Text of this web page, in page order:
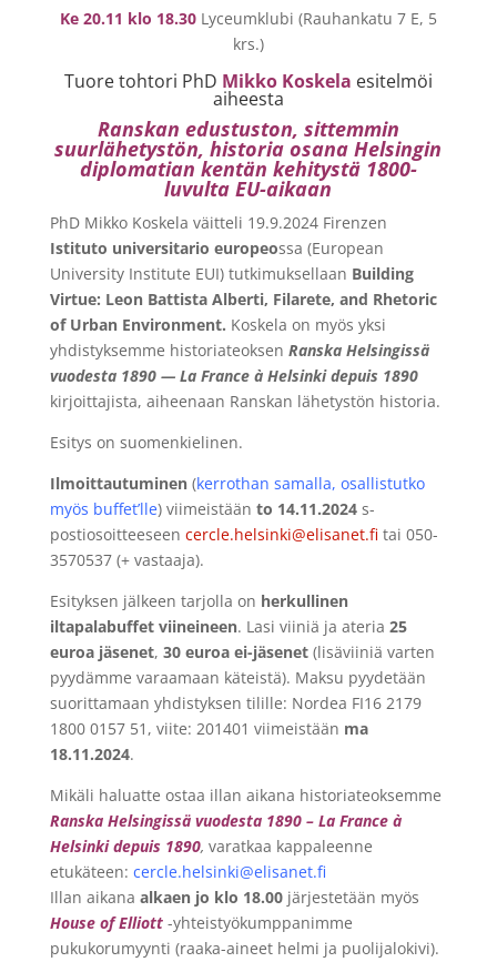
Ke 20.11 klo 18.30Lyceumklubi (Rauhankatu 7 E, 5
krs.)
Tuore tohtori PhD Mikko Koskela esitelmöi
aiheesta
Ranskan edustuston, sittemmin
suurlähetystön, historia osana Helsingin
diplomatian kentän kehitystä 1800-
luvulta EU-aikaan
PhD Mikko Koskela väitteli 19.9.2024 Firenzen
Istituto universitario europeossa (European
University Institute EUI) tutkimuksellaan Building
Virtue: Leon Battista Alberti, Filarete, and Rhetoric
of Urban Environment. Koskela on myös yksi
yhdistyksemme historiateoksen Ranska Helsingissä
vuodesta 1890 — La France à Helsinki depuis 1890
kirjoittajista, aiheenaan Ranskan lähetystön historia.
Esitys on suomenkielinen.
Ilmoittautuminen(kerrothan samalla, osallistutko
myös buffet’lle) viimeistään to 14.11.2024s-
postiosoitteeseen cercle.helsinki@elisanet.fi tai 050-
3570537 (+ vastaaja).
Esityksen jälkeen tarjolla on herkullinen
iltapalabuffet viineineen. Lasi viiniä ja ateria 25
euroa jäsenet, 30 euroa ei-jäsenet(lisäviiniä varten
pyydämme varaamaan käteistä). Maksu pyydetään
suorittamaan yhdistyksen tilille: Nordea FI16 2179
1800 0157 51, viite: 201401 viimeistään ma
18.11.2024.
Mikäli haluatte ostaa illan aikana historiateoksemme
Ranska Helsingissä vuodesta 1890 – La France à
Helsinki depuis 1890, varatkaa kappaleenne
etukäteen: cercle.helsinki@elisanet.fi
Illan aikana alkaen jo klo 18.00järjestetään myös
House of Elliott -yhteistyökumppanimme
pukukorumyynti (raaka-aineet helmi ja puolijalokivi).